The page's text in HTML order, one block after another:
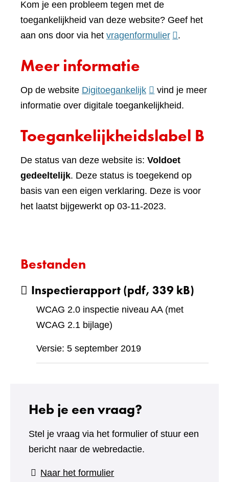
Kom je een probleem tegen met de
toegankelijkheid van deze website? Geef het
aan ons door via het vragenformulier(verwijst
website)
.
Meer informatie
Op de website Digitoegankelijk(verwijst
naar
andere
vind je meer
informatie over digitale toegankelijkheid.
Toegankelijkheidslabel B
De status van deze website is: Voldoet
gedeeltelijk. Deze status is toegekend op
basis van een eigen verklaring. Deze is voor
het laatst bijgewerkt op 03-11-2023.
Bestanden
Inspectierapport(pdf, 339 kB)
WCAG 2.0 inspectie niveau AA (met
WCAG 2.1 bijlage)
Versie: 5 september 2019
Heb je een vraag?
Stel je vraag via het formulier of stuur een
bericht naar de webredactie.
Naar het formulier(verwijst